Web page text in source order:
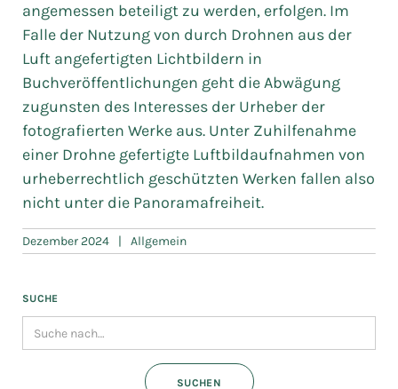
angemessen beteiligt zu werden, erfolgen. Im
Falle der Nutzung von durch Drohnen aus der
Luft angefertigten Lichtbildern in
Buchveröffentlichungen geht die Abwägung
zugunsten des Interesses der Urheber der
fotografierten Werke aus. Unter Zuhilfenahme
einer Drohne gefertigte Luftbildaufnahmen von
urheberrechtlich geschützten Werken fallen also
nicht unter die Panoramafreiheit.
Dezember 2024 | Allgemein
SUCHE